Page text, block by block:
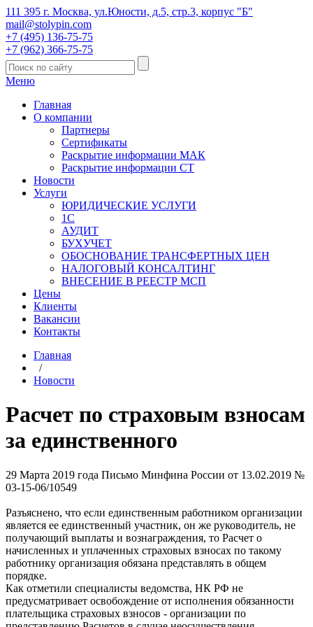
111 395 г. Москва, ул.Юности, д.5, стр.3, корпус "Б"
mail@stolypin.com
+7 (495) 136-75-75
+7 (962) 366-75-75
Меню
Главная
О компании
Партнеры
Сертификаты
Раскрытие информации МАК
Раскрытие информации СТ
Новости
Услуги
ЮРИДИЧЕСКИЕ УСЛУГИ
1С
АУДИТ
БУХУЧЕТ
ОБОСНОВАНИЕ ТРАНСФЕРТНЫХ ЦЕН
НАЛОГОВЫЙ КОНСАЛТИНГ
ВНЕСЕНИЕ В РЕЕСТР МСП
Цены
Клиенты
Вакансии
Контакты
Главная
/
Новости
Расчет по страховым взносам
за единственного
29 Марта 2019 года Письмо Минфина России от 13.02.2019 №
03-15-06/10549
Разъяснено, что если единственным работником организации
является ее единственный участник, он же руководитель, не
получающий выплаты и вознаграждения, то Расчет о
начисленных и уплаченных страховых взносах по такому
работнику организация обязана представлять в общем
порядке.
Как отметили специалисты ведомства, НК РФ не
предусматривает освобождение от исполнения обязанности
плательщика страховых взносов - организации по